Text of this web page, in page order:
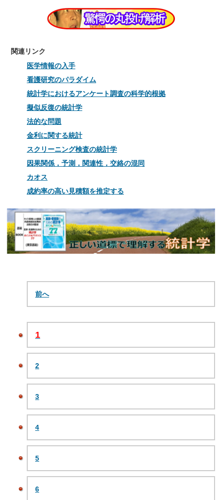
関連リンク
医学情報の入手
看護研究のパラダイム
統計学におけるアンケート調査の科学的根拠
擬似反復の統計学
法的な問題
金利に関する統計
スクリーニング検査の統計学
因果関係，予測，関連性，交絡の混同
カオス
成約率の高い見積額を推定する
前へ
1
2
3
4
5
6